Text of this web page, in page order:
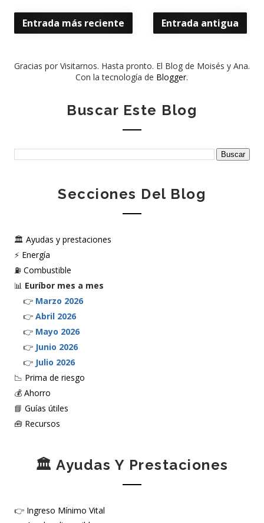
Entrada más reciente Entrada antigua
Gracias por Visitarnos. Hasta pronto. El Blog de Moisés y Ana.
Con la tecnología de Blogger.
Buscar Este Blog
Secciones Del Blog
🏛️ Ayudas y prestaciones
⚡ Energía
⛽ Combustible
📊 Euríbor mes a mes
👉 Marzo 2026
👉 Abril 2026
👉 Mayo 2026
👉 Junio 2026
👉 Julio 2026
📉 Prima de riesgo
💰 Ahorro
📘 Guías útiles
🧰 Recursos
🏛️ Ayudas Y Prestaciones
👉 Ingreso Mínimo Vital